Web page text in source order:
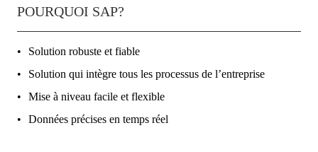
POURQUOI SAP?
Solution robuste et fiable
Solution qui intègre tous les processus de l’entreprise
Mise à niveau facile et flexible
Données précises en temps réel